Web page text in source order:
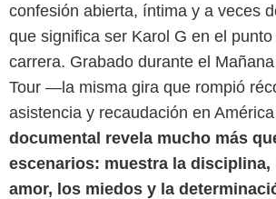
confesión abierta, íntima y a veces
que significa ser Karol G en el
carrera. Grabado durante el
Tour —la misma gira que rompió
asistencia y recaudación en
documental revela mucho más
escenarios: muestra la disciplina,
amor, los miedos y la
Netflix